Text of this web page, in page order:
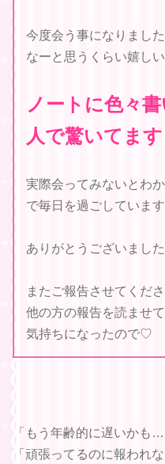
今度会う事になりまし
なーと思うくらい嬉し
ノートに色々
人で驚いてま
実際会ってみないとわ
で毎日を過ごしています
ありがとうございまし
またご報告させてくださ
他の方の報告を読ませ
気持ちになったので♡
「もう年齢的に遅いかも…
「頑張ってるのに報われ